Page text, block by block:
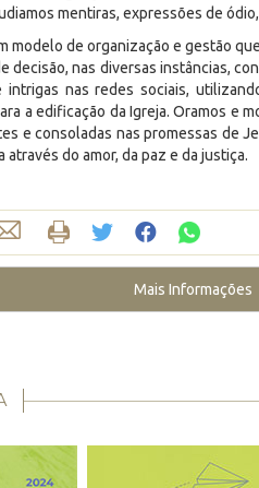
mentiras, expressões de
modelo de organização e gestão
decisão, nas diversas instâncias,
nas redes sociais,
a edificação da Igreja. Oramos e
e consoladas nas promessas de
do amor, da paz e da justiça.
Mais Informações